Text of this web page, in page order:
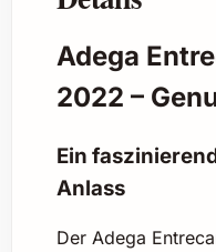
Adega
2022 –
Ein
Anlass
Der Adega